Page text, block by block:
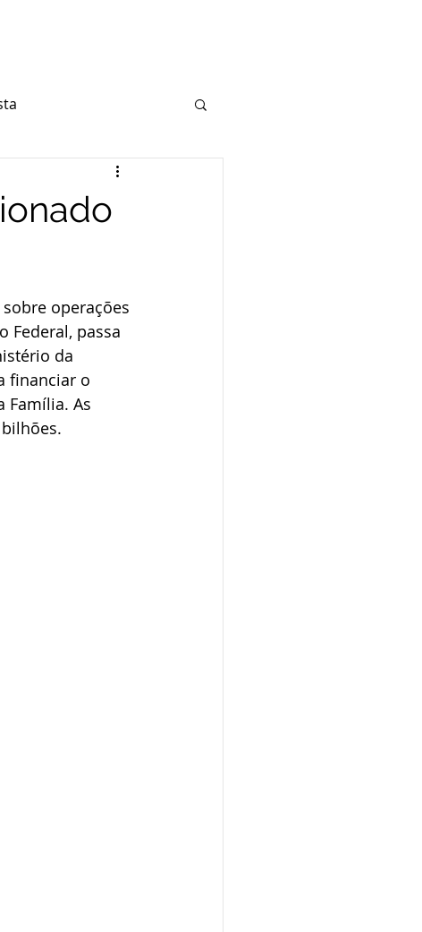
Execução Fiscal
Societário
operações
Federal, passa
da
financiar o
Família. As